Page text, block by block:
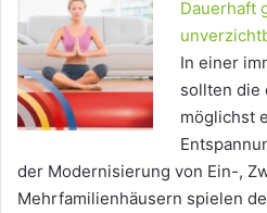
Dauerhaft
In einer
sollten die
möglichst
der Modernisierung von Ein-,
Mehrfamilienhäusern spielen